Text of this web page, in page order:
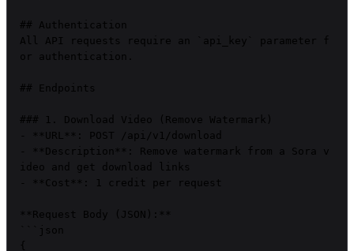
## Authentication
All API requests require an `api_key` parameter f
or authentication.
## Endpoints
### 1. Download Video (Remove Watermark)
- **URL**: POST /api/v1/download
- **Description**: Remove watermark from a Sora v
ideo and get download links
- **Cost**: 1 credit per request
**Request Body (JSON):**
```json
{